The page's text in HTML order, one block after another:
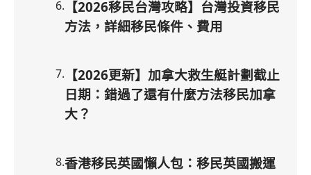
6. 【2026移民台灣攻略】台灣投資移民
方法，詳細移民條件、費用
7.
【2026更新】加拿大救生艇計劃截止
日期：錯過了還有什麼方法移民加拿
大？
8.香港移民英國懶人包：移民英國搬運